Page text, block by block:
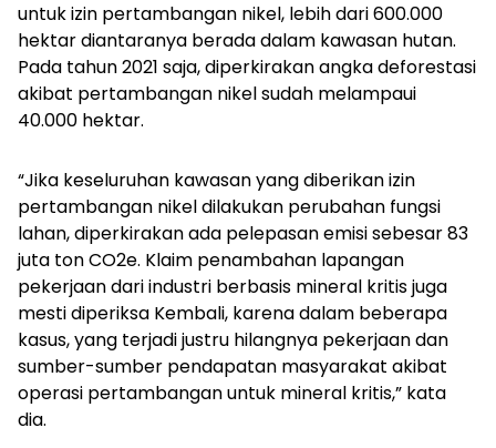
untuk izin pertambangan nikel, lebih dari 600.000
hektar diantaranya berada dalam kawasan hutan.
Pada tahun 2021 saja, diperkirakan angka deforestasi
akibat pertambangan nikel sudah melampaui
40.000 hektar.
“Jika keseluruhan kawasan yang diberikan izin
pertambangan nikel dilakukan perubahan fungsi
lahan, diperkirakan ada pelepasan emisi sebesar 83
juta ton CO2e. Klaim penambahan lapangan
pekerjaan dari industri berbasis mineral kritis juga
mesti diperiksa Kembali, karena dalam beberapa
kasus, yang terjadi justru hilangnya pekerjaan dan
sumber-sumber pendapatan masyarakat akibat
operasi pertambangan untuk mineral kritis,” kata
dia.